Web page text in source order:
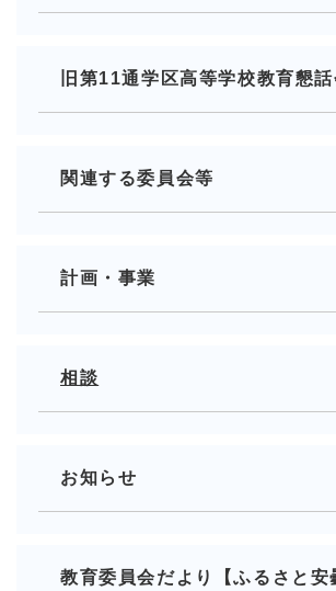
旧第11通学区高等学校教育懇話
関連する委員会等
計画・事業
相談
お知らせ
教育委員会だより【ふるさと安